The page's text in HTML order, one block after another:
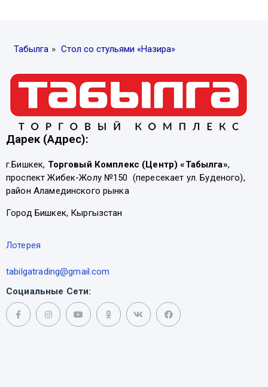
Табылга » Стол со стульями «Назира»
Дарек (Адрес):
г.Бишкек, Торговый Комплекс (Центр) «Табылга»,
проспект Жибек-Жолу №150 (пересекает ул. Буденого),
район Аламединского рынка
Город Бишкек, Кыргызстан
Лотерея
tabilgatrading@gmail.com
Социальные Сети: